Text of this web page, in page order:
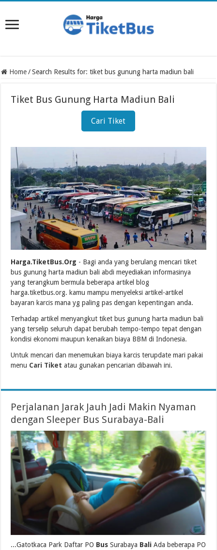
Home / Search Results for: tiket bus gunung harta madiun bali
Tiket Bus Gunung Harta Madiun Bali
Cari Tiket
Harga.TiketBus.Org - Bagi anda yang berulang mencari tiket
bus gunung harta madiun bali abdi meyediakan informasinya
yang terangkum bermula beberapa artikel blog
harga.tiketbus.org. kamu mampu menyeleksi artikel-artikel
bayaran karcis mana yg paling pas dengan kepentingan anda.
Terhadap artikel menyangkut tiket bus gunung harta madiun bali
yang terselip seluruh dapat berubah tempo-tempo tepat dengan
kondisi ekonomi maupun kenaikan biaya BBM di Indonesia.
Untuk mencari dan menemukan biaya karcis terupdate mari pakai
menu Cari Tiket atau gunakan pencarian dibawah ini.
Perjalanan Jarak Jauh Jadi Makin Nyaman
dengan Sleeper Bus Surabaya-Bali
...Gatotkaca Park Daftar PO Bus Surabaya Bali Ada beberapa PO